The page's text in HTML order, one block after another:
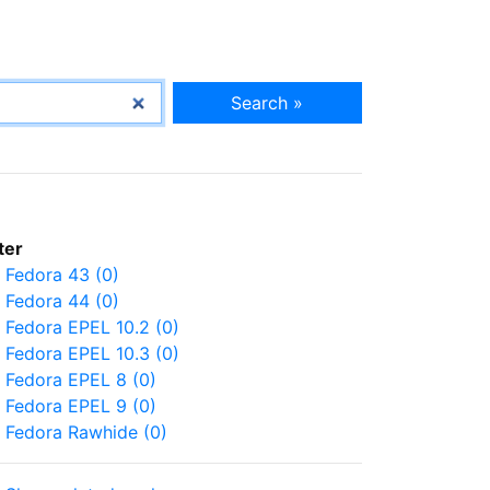
Search »
Fedora 43 (0)
Fedora 44 (0)
Fedora EPEL 10.2 (0)
Fedora EPEL 10.3 (0)
Fedora EPEL 8 (0)
Fedora EPEL 9 (0)
Fedora Rawhide (0)